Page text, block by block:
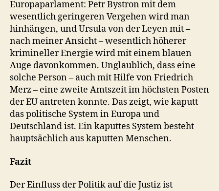
Europaparlament: Petr Bystron mit dem
wesentlich geringeren Vergehen wird man
hinhängen, und Ursula von der Leyen mit –
nach meiner Ansicht – wesentlich höherer
krimineller Energie wird mit einem blauen
Auge davonkommen. Unglaublich, dass eine
solche Person – auch mit Hilfe von Friedrich
Merz – eine zweite Amtszeit im höchsten Posten
der EU antreten konnte. Das zeigt, wie kaputt
das politische System in Europa und
Deutschland ist. Ein kaputtes System besteht
hauptsächlich aus kaputten Menschen.
Fazit
Der Einfluss der Politik auf die Justiz ist